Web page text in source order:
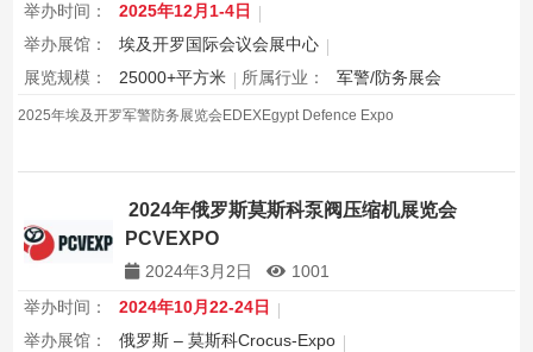
举办时间：
2025年12月1-4日
举办展馆：
埃及开罗国际会议会展中心
展览规模：
25000+平方米 所属行业： 军警/防务展会
2025年埃及开罗军警防务展览会EDEXEgypt Defence Expo
2024年俄罗斯莫斯科泵阀压缩机展览会
PCVEXPO
2024年3月2日
1001
举办时间：
2024年10月22-24日
举办展馆：
俄罗斯 – 莫斯科Crocus-Expo